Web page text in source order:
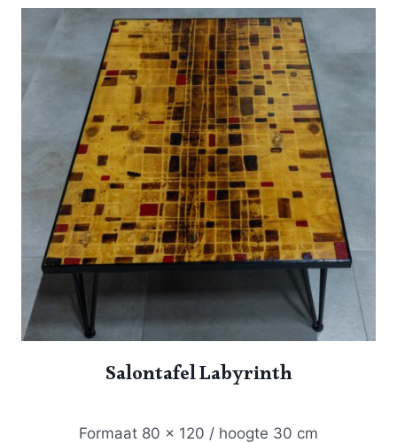
Salontafel Labyrinth
Formaat 80 x 120 / hoogte 30 cm